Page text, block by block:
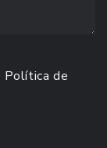
Política de